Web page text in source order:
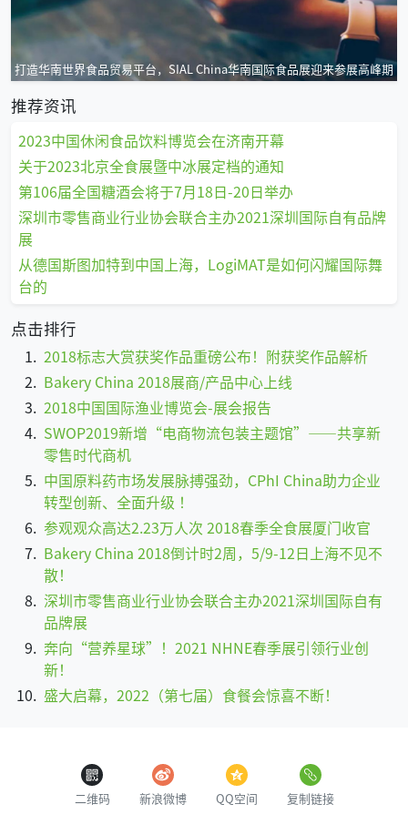
打造华南世界食品贸易平台，SIAL China华南国际食品展迎来参展高峰期
推荐资讯
2023中国休闲食品饮料博览会在济南开幕
关于2023北京全食展暨中冰展定档的通知
第106届全国糖酒会将于7月18日-20日举办
深圳市零售商业行业协会联合主办2021深圳国际自有品牌
展
从德国斯图加特到中国上海，LogiMAT是如何闪耀国际舞
台的
点击排行
2018标志大赏获奖作品重磅公布！附获奖作品解析
Bakery China 2018展商/产品中心上线
2018中国国际渔业博览会-展会报告
SWOP2019新增“电商物流包装主题馆”——共享新
零售时代商机
中国原料药市场发展脉搏强劲，CPhI China助力企业
转型创新、全面升级 ！
参观观众高达2.23万人次 2018春季全食展厦门收官
Bakery China 2018倒计时2周，5/9-12日上海不见不
散！
深圳市零售商业行业协会联合主办2021深圳国际自有
品牌展
奔向“营养星球”！2021 NHNE春季展引领行业创
新！
盛大启幕，2022（第七届）食餐会惊喜不断！
二维码 新浪微博 QQ空间 复制链接